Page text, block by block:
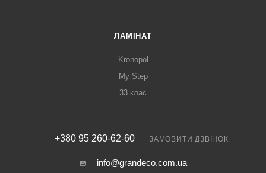
ЛАМІНАТ
Kronopol
My Step
33 клас
+380 95 260-62-60 ЗАМОВИТИ ДЗВІНОК
info@grandeco.com.ua